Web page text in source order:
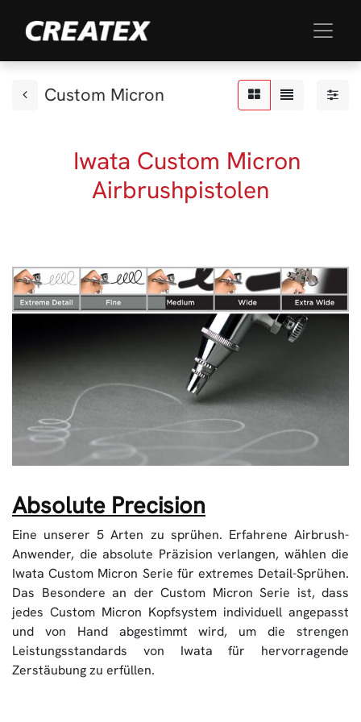
Custom Micron
Iwata Custom Micron
Airbrushpistolen
Absolute Precision
Eine unserer 5 Arten zu sprühen. Erfahrene Airbrush-
Anwender, die absolute Präzision verlangen, wählen die
Iwata Custom Micron Serie für extremes Detail-Sprühen.
Das Besondere an der Custom Micron Serie ist, dass
jedes Custom Micron Kopfsystem individuell angepasst
und von Hand abgestimmt wird, um die strengen
Leistungsstandards von Iwata für hervorragende
Zerstäubung zu erfüllen.